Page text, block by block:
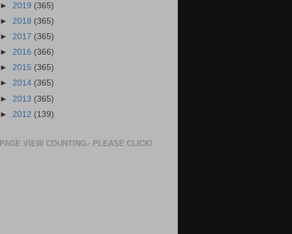
► 2019 (365)
► 2018 (365)
► 2017 (365)
► 2016 (366)
► 2015 (365)
► 2014 (365)
► 2013 (365)
► 2012 (139)
PAGE VIEW COUNTING♪ PLEASE CLICK!